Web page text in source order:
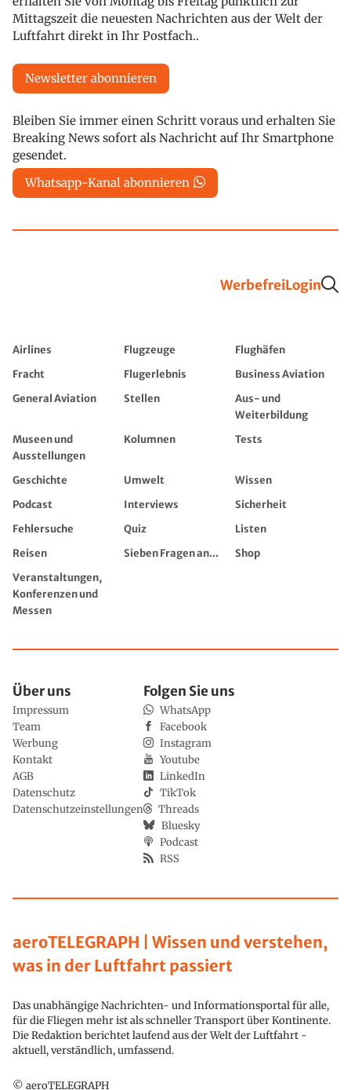
Mittagszeit die neuesten Nachrichten aus der Welt der
Luftfahrt direkt in Ihr Postfach..
Newsletter abonnieren
Bleiben Sie immer einen Schritt voraus und erhalten Sie
Breaking News sofort als Nachricht auf Ihr Smartphone
gesendet.
Whatsapp-Kanal abonnieren
WerbefreiLogin
Airlines Flugzeuge
Flughäfen
Fracht
Flugerlebnis
Business Aviation
General Aviation
Stellen
Aus- und
Weiterbildung
Museen und
Ausstellungen
Kolumnen Tests
Geschichte Umwelt
Wissen
Podcast
Interviews
Sicherheit
Fehlersuche
Quiz
Listen
Reisen
Sieben Fragen an...
Shop
Veranstaltungen,
Konferenzen und
Messen
aeroTELEGRAPH | Wissen und verstehen,
was in der Luftfahrt passiert
Das unabhängige Nachrichten- und Informationsportal für alle,
für die Fliegen mehr ist als schneller Transport über Kontinente.
Die Redaktion berichtet laufend aus der Welt der Luftfahrt -
aktuell, verständlich, umfassend.
© aeroTELEGRAPH
Über uns
Impressum
Team
Werbung
Kontakt
AGB
Datenschutz
Datenschutzeinstellungen
Folgen Sie uns
WhatsApp
Facebook
Instagram
Youtube
LinkedIn
TikTok
Threads
Bluesky
Podcast
RSS